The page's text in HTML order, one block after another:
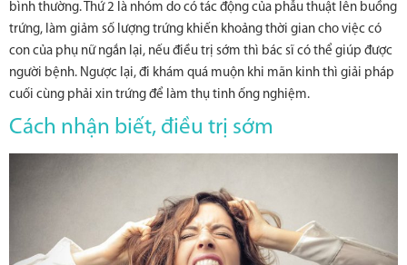
bình thường. Thứ 2 là nhóm do có tác động của phẫu thuật lên buồng
trứng, làm giảm số lượng trứng khiến khoảng thời gian cho việc có
con của phụ nữ ngắn lại, nếu điều trị sớm thì bác sĩ có thể giúp được
người bệnh. Ngược lại, đi khám quá muộn khi mãn kinh thì giải pháp
cuối cùng phải xin trứng để làm thụ tinh ống nghiệm.
Cách nhận biết, điều trị sớm